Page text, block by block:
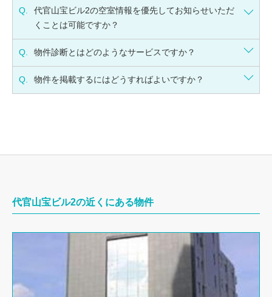
Q.
代官山宝ビル2の空室情報を優先してお知らせいただ
くことは可能ですか？
Q. 物件診断とはどのようなサービスですか？
Q. 物件を掲載するにはどうすればよいですか？
代官山宝ビル2の近くにある物件